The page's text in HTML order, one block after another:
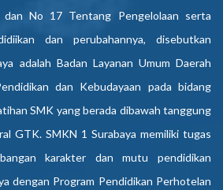
dan No 17 Tentang Pengelolaan serta
dan perubahannya, disebutkan
adalah Badan Layanan Umum Daerah
dan Kebudayaan pada bidang
SMK yang berada dibawah tanggung
GTK. SMKN 1 Surabaya memiliki tugas
karakter dan mutu pendidikan
dengan Program Pendidikan Perhotelan